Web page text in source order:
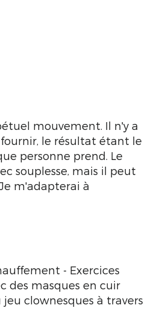
mouvement. Il n'y a
le résultat étant le
personne prend. Le
souplesse, mais il peut
m'adapterai à
- Exercices
des masques en cuir
jeu clownesques à travers